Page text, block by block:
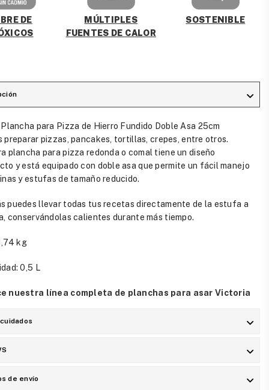
DE
MÚLTIPLES
FUENTES DE CALOR
SOSTENIBLE
para Pizza de Hierro Fundido Doble Asa 25cm
preparar pizzas, pancakes, tortillas, crepes, entre otros.
plancha para pizza redonda o comal tiene un diseño
y está equipado con doble asa que permite un fácil manejo
y estufas de tamaño reducido.
puedes llevar todas tus recetas directamente de la estufa a
conservándolas calientes durante más tiempo.
kg
0,5 L
nuestra línea completa de planchas para asar Victoria
de envío